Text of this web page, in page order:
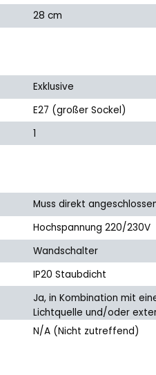
28 cm
Exklusive
E27 (großer Sockel)
1
Muss direkt
Hochspannung 220/230V
Wandschalter
IP20 Staubdicht
Ja, in Kombination mit
Lichtquelle und/oder
N/A (Nicht zutreffend)